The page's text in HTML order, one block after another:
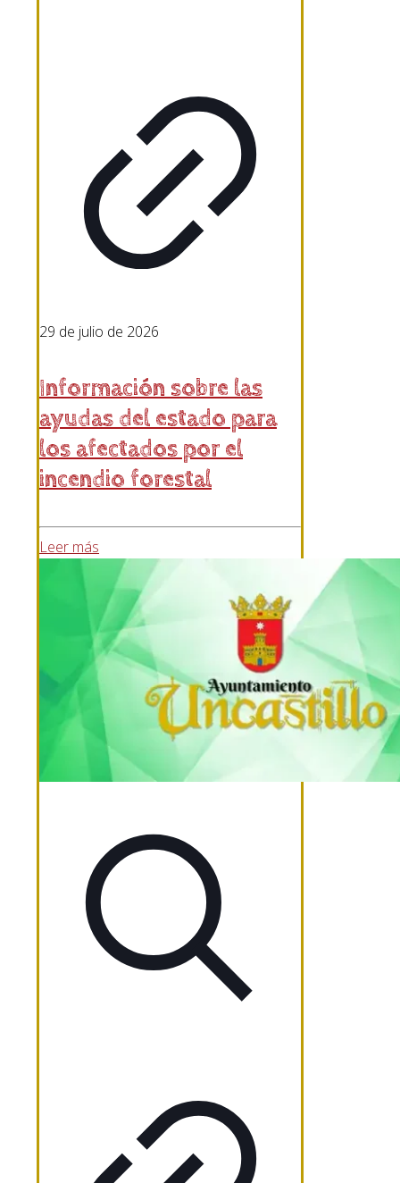
29 de julio de 2026
Información sobre las
ayudas del estado para
los afectados por el
incendio forestal
Leer más